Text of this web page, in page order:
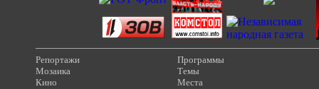
Репортажи
Мозаика
Кино
Программы
Темы
Места